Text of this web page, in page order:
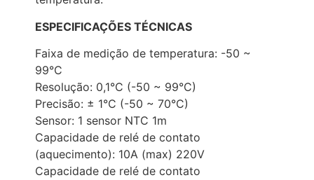
ESPECIFICAÇÕES TÉCNICAS
Faixa de medição de temperatura: -50 ~
99°C
Resolução: 0,1°C (-50 ~ 99°C)
Precisão: ± 1°C (-50 ~ 70°C)
Sensor: 1 sensor NTC 1m
Capacidade de relé de contato
(aquecimento): 10A (max) 220V
Capacidade de relé de contato